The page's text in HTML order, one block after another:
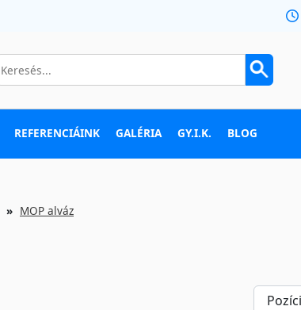
REFERENCIÁINK GALÉRIA GY.I.K. BLOG
MOP alváz